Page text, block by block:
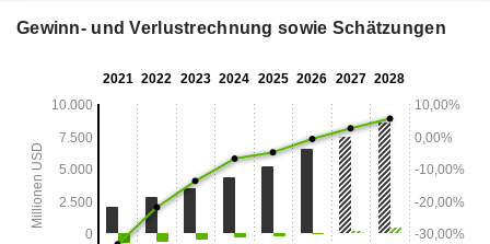
Gewinn- und Verlustrechnung sowie Schätzungen